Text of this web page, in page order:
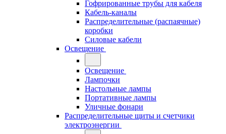
Гофрированные трубы для кабеля
Кабель-каналы
Распределительные (распаячные)
коробки
Силовые кабели
Освещение
Освещение
Лампочки
Настольные лампы
Портативные лампы
Уличные фонари
Распределительные щиты и счетчики
электроэнергии